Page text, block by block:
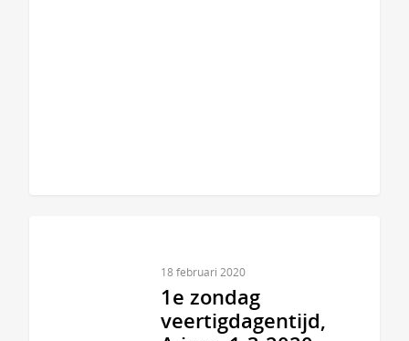
18 februari 2020
1e zondag
veertigdagentijd,